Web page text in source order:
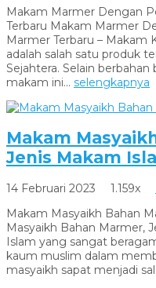
Makam Marmer Dengan
Terbaru Makam Marmer
Marmer Terbaru – Makam
adalah salah satu produk
Sejahtera. Selain
makam ini... selengkapnya
Makam
Jenis Makam
14 Februari 2023 1.159x
Makam Masyaikh Bahan
Masyaikh Bahan Marmer,
Islam yang sangat
kaum muslim dalam
masyaikh sapat menjadi